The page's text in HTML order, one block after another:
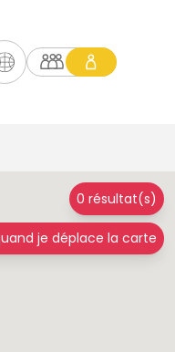
0 résultat(s)
je déplace la carte